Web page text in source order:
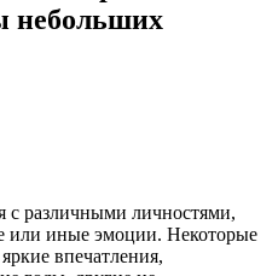
небольших
с различными личностями,
или иные эмоции. Некоторые
впечатления,